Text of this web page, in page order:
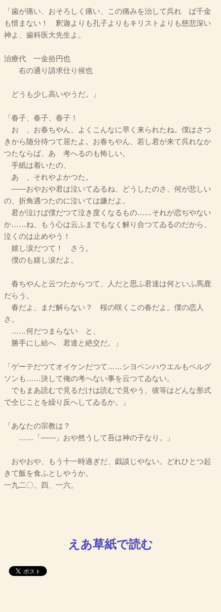
「歯が痛い、おそろしく痛い、この痛みを治して呉れゝば千金
も惜まない！ 釈迦よりも孔子よりもキリストよりも慈悲深い
神よ、歯科医大先生よ。
治療代 一金拾円也
右の通り請求仕り候也
どうも少し高いやうだ。」
「春子、春子、春子！
おゝ、お春ちやん、よくこんなに早く来られたね。僕はさつ
きから随分待つて居たよ。お春ちやん、若し君が来て呉れなか
つたならば、あゝ考へるのも怖しい。
手紙は着いたの、
あゝ、それやよかつた。
――おやおや君は泣いてゐるね、どうしたのさ、何が悲しい
の、折角遇つたのに泣いては嫌だよ。
君が泣けば僕だつて泣き度くなるもの……それが恋ぢやない
か……ね、もう心は云ふまでもなく解り合つてゐるのだから、
泣くのは止めやう！
嬉し涙だつて！ さう。
僕のも嬉し涙だよ。
春ちやんと云つたからつて、人だと思ふ君達は何といふ馬鹿
だらう。
春だよ、まだ解らない？ 桜の咲くこの春だよ。僕の恋人
さ。
……何だつまらない と、
勝手にし給へ 君達と絶交だ。」
「ゲーテだつてオイケンだつて……シヨペンハウエルもベルグ
ソンも……決して俺の考へない事を云つてゐない。
でもまあ読むで見るだけは読むで見やう、彼等はどんな形式
で仝じことを繰り反へしてゐるか。」
「あなたの宗教は？
……「――」おや然うして吾は神の子なり。」
おやおや、もう十一時過ぎだ、戯談じやない。どれひとつ起
きて飯を食ふとしやうか。
一九二〇、四、一六。
えあ草紙で読む